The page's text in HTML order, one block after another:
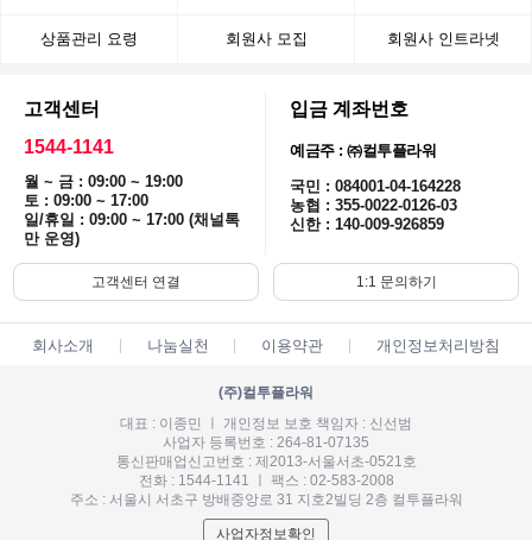
상품관리 요령 회원사 모집 회원사 인트라넷
고객센터
1544-1141
월 ~ 금 : 09:00 ~ 19:00
토 : 09:00 ~ 17:00
일/휴일 : 09:00 ~ 17:00 (채널톡
만 운영)
입금 계좌번호
예금주 : ㈜컬투플라워
국민 : 084001-04-164228
농협 : 355-0022-0126-03
신한 : 140-009-926859
고객센터 연결 1:1 문의하기
회사소개 나눔실천 이용약관 개인정보처리방침
(주)컬투플라워
대표 : 이종민 ㅣ 개인정보 보호 책임자 : 신선범
사업자 등록번호 : 264-81-07135
통신판매업신고번호 : 제2013-서울서초-0521호
전화 : 1544-1141 ㅣ 팩스 : 02-583-2008
주소 : 서울시 서초구 방배중앙로 31 지호2빌딩 2층 컬투플라워
사업자정보확인